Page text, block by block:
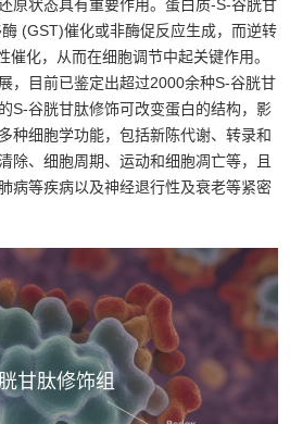
原状态具有重要作用。蛋白质-S-谷胱甘
(GST)催化或非酶促反应生成，而逆转
催化，从而在细胞调节中起关键作用。
，目前已鉴定出超过2000余种S-谷胱甘
S-谷胱甘肽修饰可改变蛋白的结构，影
种细胞学功能，包括新陈代谢、转录和
除、细胞周期、运动和细胞凋亡等，且
病等疾病以及神经退行性及衰老等紧密
甘肽修饰组